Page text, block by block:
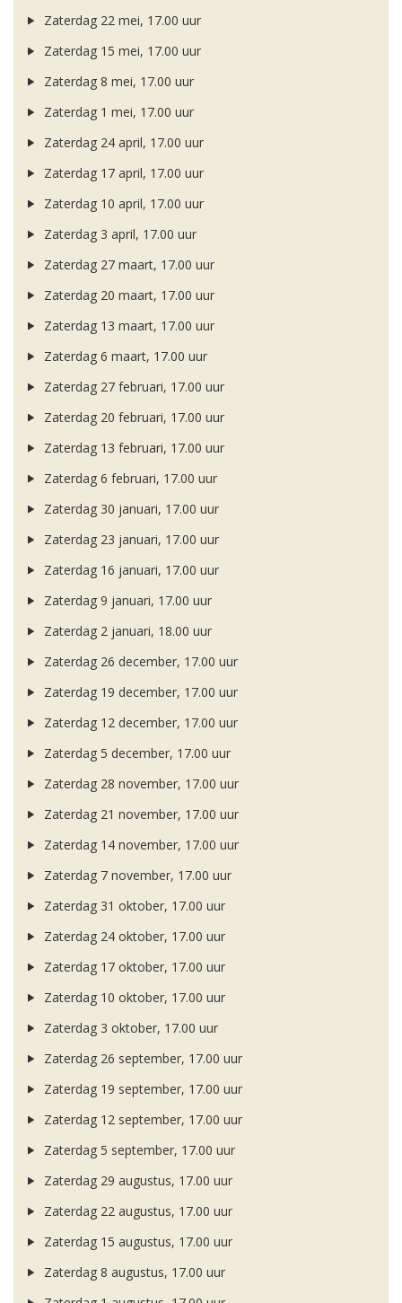
Zaterdag 22 mei, 17.00 uur
Zaterdag 15 mei, 17.00 uur
Zaterdag 8 mei, 17.00 uur
Zaterdag 1 mei, 17.00 uur
Zaterdag 24 april, 17.00 uur
Zaterdag 17 april, 17.00 uur
Zaterdag 10 april, 17.00 uur
Zaterdag 3 april, 17.00 uur
Zaterdag 27 maart, 17.00 uur
Zaterdag 20 maart, 17.00 uur
Zaterdag 13 maart, 17.00 uur
Zaterdag 6 maart, 17.00 uur
Zaterdag 27 februari, 17.00 uur
Zaterdag 20 februari, 17.00 uur
Zaterdag 13 februari, 17.00 uur
Zaterdag 6 februari, 17.00 uur
Zaterdag 30 januari, 17.00 uur
Zaterdag 23 januari, 17.00 uur
Zaterdag 16 januari, 17.00 uur
Zaterdag 9 januari, 17.00 uur
Zaterdag 2 januari, 18.00 uur
Zaterdag 26 december, 17.00 uur
Zaterdag 19 december, 17.00 uur
Zaterdag 12 december, 17.00 uur
Zaterdag 5 december, 17.00 uur
Zaterdag 28 november, 17.00 uur
Zaterdag 21 november, 17.00 uur
Zaterdag 14 november, 17.00 uur
Zaterdag 7 november, 17.00 uur
Zaterdag 31 oktober, 17.00 uur
Zaterdag 24 oktober, 17.00 uur
Zaterdag 17 oktober, 17.00 uur
Zaterdag 10 oktober, 17.00 uur
Zaterdag 3 oktober, 17.00 uur
Zaterdag 26 september, 17.00 uur
Zaterdag 19 september, 17.00 uur
Zaterdag 12 september, 17.00 uur
Zaterdag 5 september, 17.00 uur
Zaterdag 29 augustus, 17.00 uur
Zaterdag 22 augustus, 17.00 uur
Zaterdag 15 augustus, 17.00 uur
Zaterdag 8 augustus, 17.00 uur